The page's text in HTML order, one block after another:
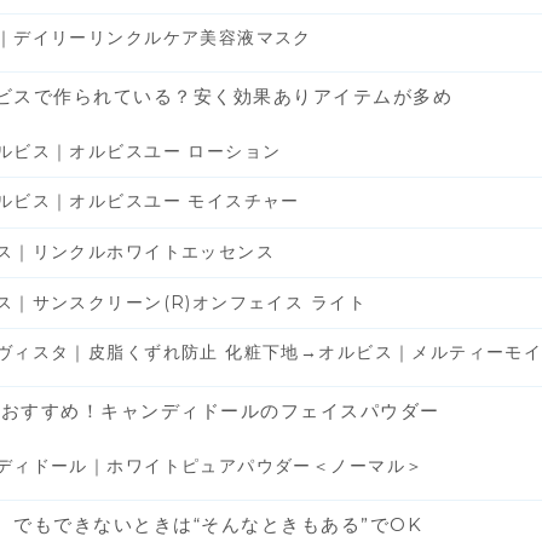
デイリーリンクルケア美容液マスク
スで作られている？安く効果ありアイテムが多め
ビス｜オルビスユー ローション
ビス｜オルビスユー モイスチャー
｜リンクルホワイトエッセンス
｜サンスクリーン(R)オンフェイス ライト
ィスタ｜皮脂くずれ防止 化粧下地→オルビス｜メルティーモ
すすめ！キャンディドールのフェイスパウダー
ィドール｜ホワイトピュアパウダー＜ノーマル＞
でもできないときは“そんなときもある”でOK